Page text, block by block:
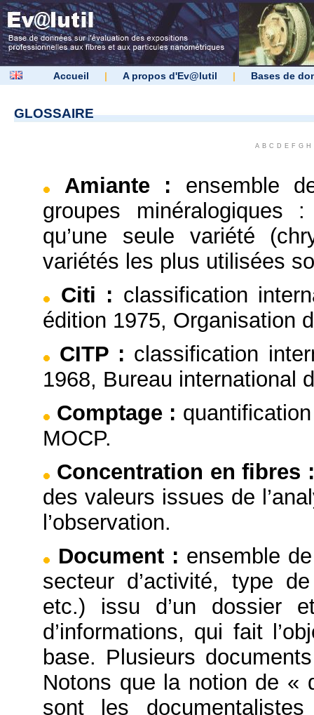
Accueil | A propos d'Ev@lutil | Bases de
GLOSSAIRE
A B C D E F G H
Amiante:
ensemble
groupes minéralogiques
qu’une seule variété
variétés les plus utilisées
Citi : classification
édition 1975, Organisation
CITP : classification
1968, Bureau international
Comptage :
MOCP.
Concentration en fibres :
des valeurs issues de
l’observation.
Document : ensemble
secteur d’activité, type
etc.) issu d’un dossier
d’informations, qui fait
base. Plusieurs
Notons que la notion de «
sont les